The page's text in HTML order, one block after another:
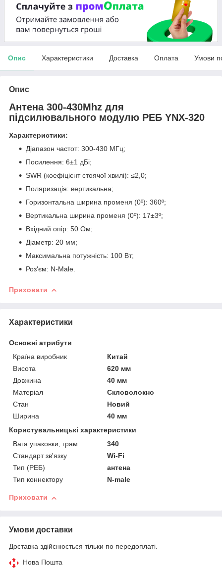
Опис Характеристики Доставка Оплата Умови
Опис
Антена 300-430Mhz для
підсилювального модулю РЕБ YNX-320
Характеристики:
Діапазон частот: 300-430 МГц;
Посилення: 6±1 дБі;
SWR (коефіцієнт стоячої хвилі): ≤2,0;
Поляризація: вертикальна;
Горизонтальна ширина променя (0º): 360º;
Вертикальна ширина променя (0º): 17±3º;
Вхідний опір: 50 Ом;
Діаметр: 20 мм;
Максимальна потужність: 100 Вт;
Роз'єм: N-Male.
Приховати
Характеристики
Основні атрибути
Країна виробник
Китай
Висота
620 мм
Довжина
40 мм
Матеріал
Скловолокно
Стан
Новий
Ширина
40 мм
Користувальницькі характеристики
Вага упаковки, грам
340
Стандарт зв'язку
Wi-Fi
Тип (РЕБ)
антена
Тип коннектору
N-male
Приховати
Умови доставки
Доставка здійснюється тільки по передоплаті.
Нова Пошта